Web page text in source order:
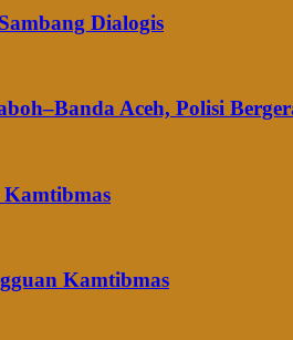
Dialogis
Aceh, Polisi
Kamtibmas
Kamtibmas